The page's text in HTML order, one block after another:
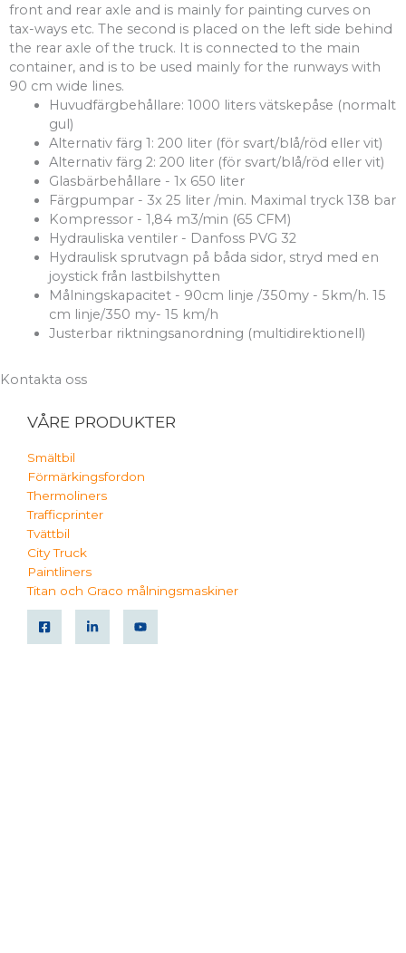
front and rear axle and is mainly for painting curves on
tax-ways etc. The second is placed on the left side behind
the rear axle of the truck. It is connected to the main
container, and is to be used mainly for the runways with
90 cm wide lines.
Huvudfärgbehållare: 1000 liters vätskepåse (normalt
gul)
Alternativ färg 1: 200 liter (för svart/blå/röd eller vit)
Alternativ färg 2: 200 liter (för svart/blå/röd eller vit)
Glasbärbehållare - 1x 650 liter
Färgpumpar - 3x 25 liter /min. Maximal tryck 138 bar
Kompressor - 1,84 m3/min (65 CFM)
Hydrauliska ventiler - Danfoss PVG 32
Hydraulisk sprutvagn på båda sidor, stryd med en
joystick från lastbilshytten
Målningskapacitet - 90cm linje /350my - 5km/h. 15
cm linje/350 my- 15 km/h
Justerbar riktningsanordning (multidirektionell)
Kontakta oss
VÅRE PRODUKTER
Smältbil
Förmärkingsfordon
Thermoliners
Trafficprinter
Tvättbil
City Truck
Paintliners
Titan och Graco målningsmaskiner